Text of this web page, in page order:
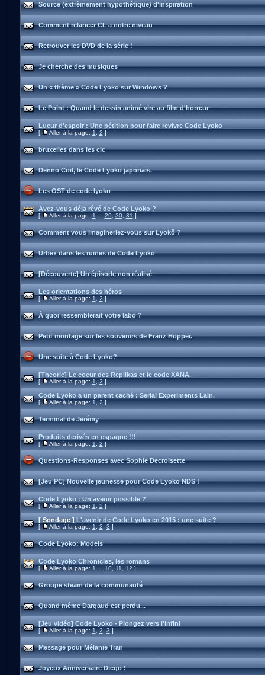
Source (extrêmement hypothétique) d'inspiration
Comment relancer CL a notre niveau
Retrouver les DVD de la série !
Je cherche des musiques
Un « thème » Code Lyoko sur Windows ?
Le Point : Quand le dessin animé vire au film d'horreur
Lueur d'espoir : Une pétition pour faire revivre Code Lyoko
[ Aller à la page:1,2]
bruxelles dans les clc
Denno Coil, le Code Lyoko japonais.
Les OST de code lyoko
Avez-vous déja rêvé de Code Lyoko ?
[ Aller à la page:1...29,30,31]
Comment vous imagineriez-vous sur Lyokô ?
Urbex dans les ruines de Code Lyoko
[Découverte] Un épisode non réalisé
Les orientations des héros
[ Aller à la page:1,2]
À quoi ressemblerait votre labo ?
Petit montage sur les souvenirs de Franz Hopper.
Une suite à Code Lyoko?
[Theorie] Le coeur des Replikas et le code XANA.
[ Aller à la page:1,2]
Code Lyoko a un parent caché : Serial Experiments Lain.
[ Aller à la page:1,2]
Terminal de Jerémy
Produits derivés en espagne !!!
[ Aller à la page:1,2]
Questions-Responses avec Sophie Decroisette
[Jeu PC] Nouvelle jeunesse pour Code Lyoko NDS !
Code Lyoko : Un avenir possible ?
[ Aller à la page:1,2]
[ Sondage ] L'avenir de Code Lyoko en 2015 : une suite ?
[ Aller à la page:1,2,3]
Code Lyoko: Models
Code Lyoko Chronicles, les romans
[ Aller à la page:1...10,11,12]
Groupe steam de la communauté
Quand même Dargaud est perdu...
[Jeu vidéo] Code Lyoko - Plongez vers l'infini
[ Aller à la page:1,2,3]
Message pour Mélanie Tran
Joyeux Anniversaire Diego !